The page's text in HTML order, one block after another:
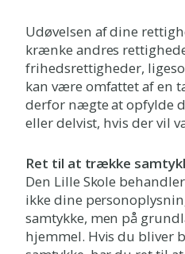
Udøvelsen af dine
krænke andres
frihedsrettigheder,
kan være omfattet af en
derfor nægte at opfylde
eller delvist, hvis der vil
Ret til at trække
Den Lille Skole
ikke dine
samtykke, men på
hjemmel. Hvis du bliver